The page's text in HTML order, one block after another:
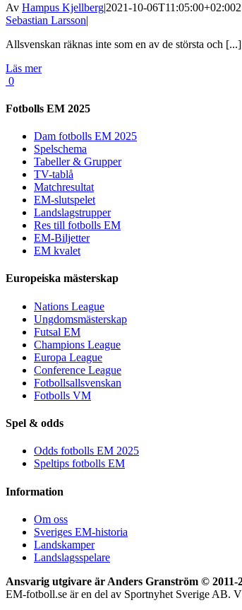
Av Hampus Kjellberg|2021-10-06T11:05:00+02:00
Sebastian Larsson|
Allsvenskan räknas inte som en av de största och [...]
Läs mer
0
Fotbolls EM 2025
Dam fotbolls EM 2025
Spelschema
Tabeller & Grupper
TV-tablå
Matchresultat
EM-slutspelet
Landslagstrupper
Res till fotbolls EM
EM-Biljetter
EM kvalet
Europeiska mästerskap
Nations League
Ungdomsmästerskap
Futsal EM
Champions League
Europa League
Conference League
Fotbollsallsvenskan
Fotbolls VM
Spel & odds
Odds fotbolls EM 2025
Speltips fotbolls EM
Information
Om oss
Sveriges EM-historia
Landskamper
Landslagsspelare
Ansvarig utgivare är Anders Granström © 2011-
EM-fotboll.se är en del av Sportnyhet Sverige AB.